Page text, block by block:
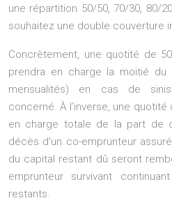
une répartition 50/50, 70/30, 80/
souhaitez une double couverture
Concrètement, une quotité de
prendra en charge la moitié
mensualités) en cas de
concerné. À l’inverse, une
en charge totale de la part de
décès d’un co-emprunteur
du capital restant dû seront
emprunteur survivant
restants.